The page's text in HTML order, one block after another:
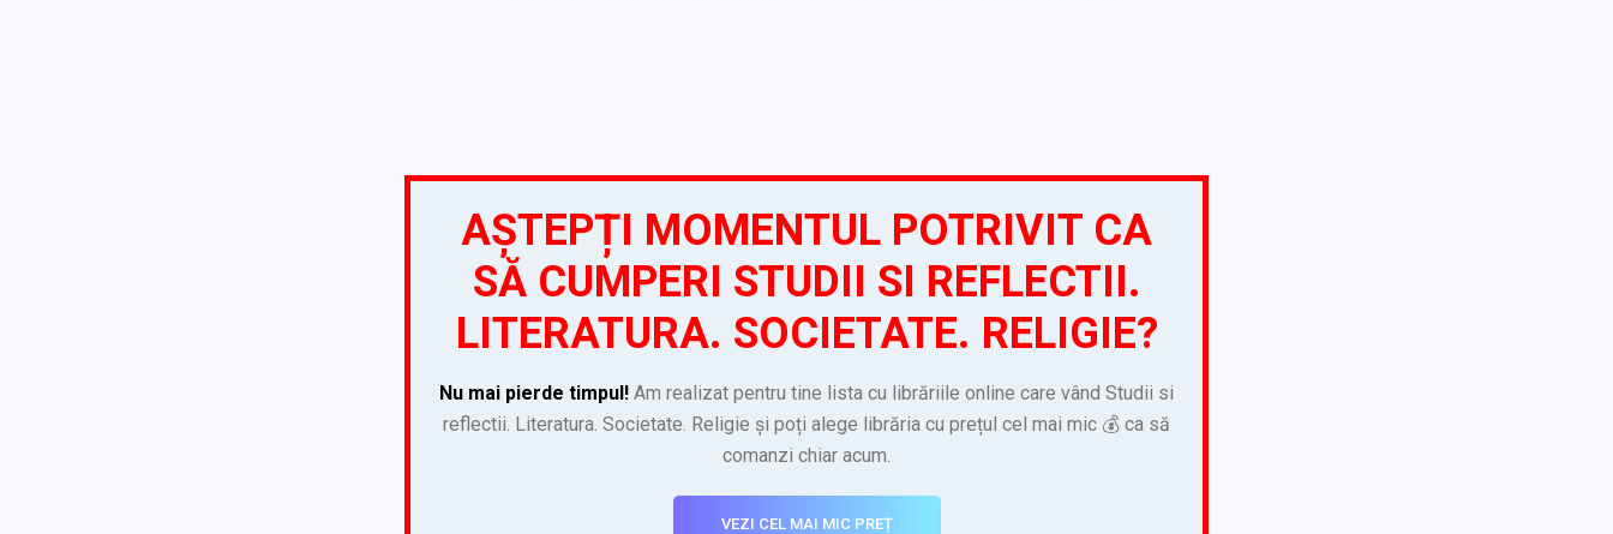
AȘTEPȚI MOMENTUL POTRIVIT CA
SĂ CUMPERI STUDII SI REFLECTII.
LITERATURA. SOCIETATE. RELIGIE?
Nu mai pierde timpul! Am realizat pentru tine lista cu librăriile online care vând Studii si
reflectii. Literatura. Societate. Religie și poți alege librăria cu prețul cel mai mic 💰 ca să
comanzi chiar acum.
VEZI CEL MAI MIC PREȚ